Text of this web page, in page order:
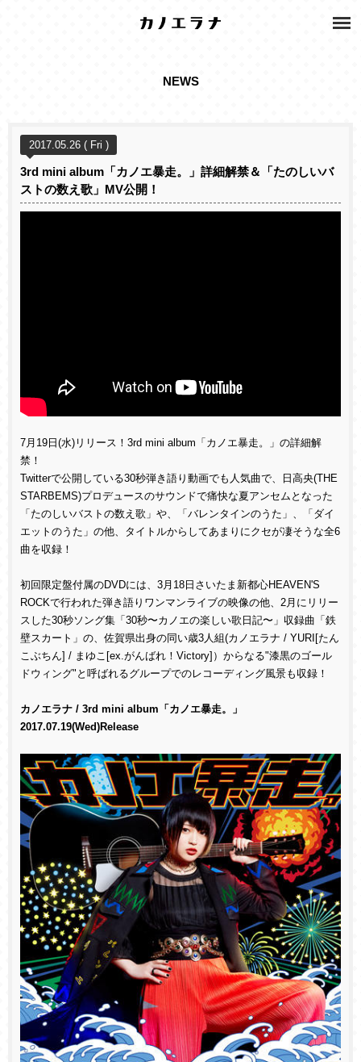
NEWS
2017.05.26 ( Fri )
3rd mini album「カノエ暴走。」詳細解禁＆「たのしいバ
ストの数え歌」MV公開！
7月19日(水)リリース！3rd mini album「カノエ暴走。」の詳細解
禁！
Twitterで公開している30秒弾き語り動画でも人気曲で、日高央(THE
STARBEMS)プロデュースのサウンドで痛快な夏アンセムとなった
「たのしいバストの数え歌」や、「バレンタインのうた」、「ダイ
エットのうた」の他、タイトルからしてあまりにクセが凄そうな全6
曲を収録！
初回限定盤付属のDVDには、3月18日さいたま新都心HEAVEN'S
ROCKで行われた弾き語りワンマンライブの映像の他、2月にリリー
スした30秒ソング集「30秒〜カノエの楽しい歌日記〜」収録曲「鉄
壁スカート」の、佐賀県出身の同い歳3人組(カノエラナ / YURI[たん
こぶちん] / まゆこ[ex.がんばれ！Victory]）からなる"漆黒のゴール
ドウィング"と呼ばれるグループでのレコーディング風景も収録！
カノエラナ / 3rd mini album「カノエ暴走。」
2017.07.19(Wed)Release